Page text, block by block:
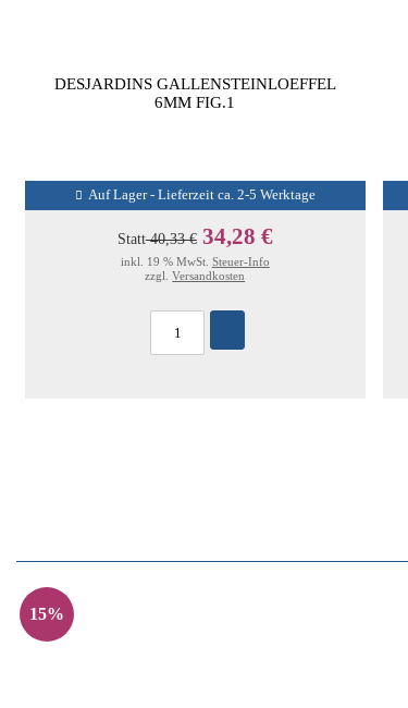
DESJARDINS GALLENSTEINLOEFFEL
6MM FIG.1
Auf Lager - Lieferzeit ca. 2-5 Werktage
Statt40,33 € 34,28 €
inkl. 19 % MwSt. Steuer-Info
zzgl.Versandkosten
15%